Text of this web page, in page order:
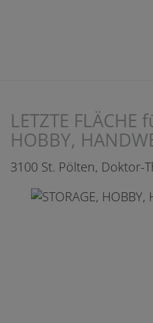
LETZTE FLÄCHE
HOBBY,
3100 St. Pölten, Doktor-